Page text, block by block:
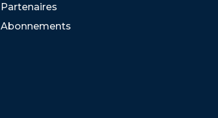
Partenaires
Abonnements